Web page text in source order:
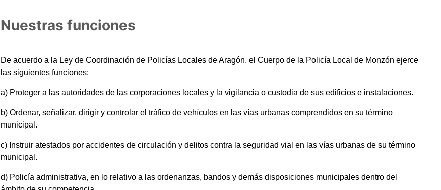
Nuestras funciones
De acuerdo a la Ley de Coordinación de Policías Locales de Aragón, el Cuerpo de la Policía Local de Monzón ejerce
las siguientes funciones:
a) Proteger a las autoridades de las corporaciones locales y la vigilancia o custodia de sus edificios e instalaciones.
b) Ordenar, señalizar, dirigir y controlar el tráfico de vehículos en las vías urbanas comprendidos en su término
municipal.
c) Instruir atestados por accidentes de circulación y delitos contra la seguridad vial en las vías urbanas de su término
municipal.
d) Policía administrativa, en lo relativo a las ordenanzas, bandos y demás disposiciones municipales dentro del